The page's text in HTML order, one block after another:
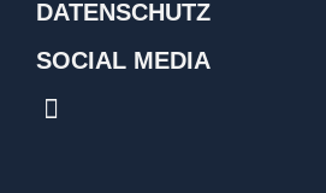
DATENSCHUTZ
SOCIAL MEDIA